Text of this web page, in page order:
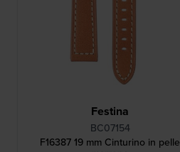
Festina
BC07154
F16387 19 mm Cinturino in pelle